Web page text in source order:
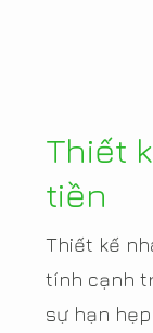
Thiết
tiền
Thiết kế
tính cạnh
sự hạn